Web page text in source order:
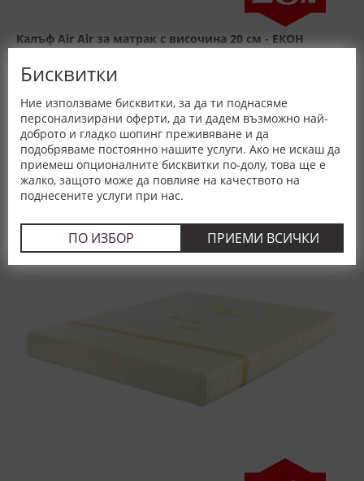
Бисквитки
Ние използваме бисквитки, за да ти поднасяме
персонализирани оферти, да ти дадем възможно най-
доброто и гладко шопинг преживяване и да
подобряваме постоянно нашите услуги. Ако не искаш да
приемеш опционалните бисквитки по-долу, това ще е
жалко, защото може да повлияе на качеството на
поднесените услуги при нас.
ПО ИЗБОР ПРИЕМИ ВСИЧКИ
Калъф Air Air за матрак с височина 20 см - ЕКОН
размери в см. / цена
80x190 -
308,00 лв.
Произход: България